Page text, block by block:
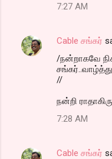
7:27 AM
Cable சங்கர்
/நன்றாகவே
//
நன்றி
7:28 AM
Cable சங்கர்